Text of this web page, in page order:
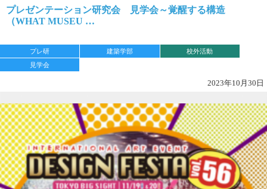
プレゼンテーション研究会 見学会～覚醒する構造
（WHAT MUSEU …
プレ研 建築学部
校外活動
見学会
2023年10月30日